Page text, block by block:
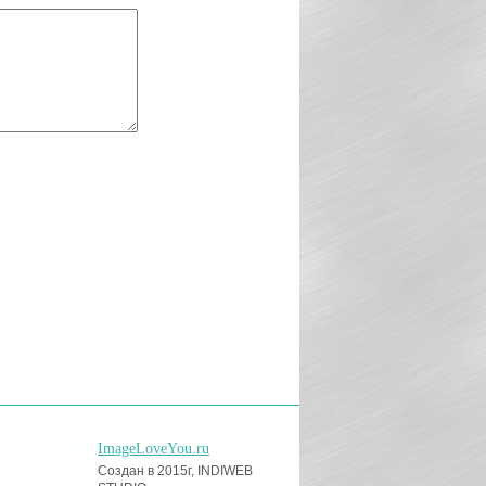
ImageLoveYou.ru
Создан в 2015г, INDIWEB